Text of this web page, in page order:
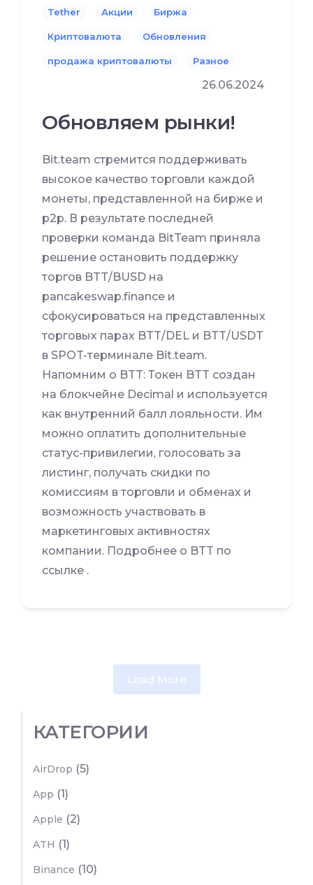
Tether Акции Биржа
Криптовалюта Обновления
продажа криптовалюты Разное
26.06.2024
Обновляем рынки!
Bit.team стремится поддерживать
высокое качество торговли каждой
монеты, представленной на бирже и
p2p. В результате последней
проверки команда BitTeam приняла
решение остановить поддержку
торгов BTT/BUSD на
pancakeswap.finance и
сфокусироваться на представленных
торговых парах BTT/DEL и BTT/USDT
в SPOT-терминале Bit.team.
Напомним о BTT: Токен BTT создан
на блокчейне Decimal и используется
как внутренний балл лояльности. Им
можно оплатить дополнительные
статус-привилегии, голосовать за
листинг, получать скидки по
комиссиям в торговли и обменах и
возможность участвовать в
маркетинговых активностях
компании. Подробнее о BTT по
ссылке .
Load More
КАТЕГОРИИ
AirDrop (5)
App (1)
Apple (2)
ATH (1)
Binance (10)